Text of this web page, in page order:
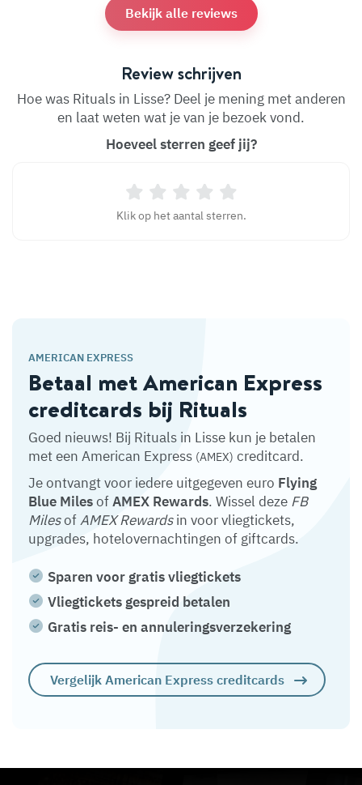
Bekijk alle reviews
Review schrijven
Hoe was Rituals in Lisse? Deel je mening met anderen
en laat weten wat je van je bezoek vond.
Hoeveel sterren geef jij?
Klik op het aantal sterren.
AMERICAN EXPRESS
Betaal met American Express
creditcards bij Rituals
Goed nieuws! Bij Rituals in Lisse kun je betalen
met een American Express (AMEX) creditcard.
Je ontvangt voor iedere uitgegeven euro Flying
Blue MilesofAMEX Rewards. Wissel deze FB
MilesofAMEX Rewardsin voor vliegtickets,
upgrades, hotelovernachtingen of giftcards.
Sparen voor gratis vliegtickets
Vliegtickets gespreid betalen
Gratis reis- en annuleringsverzekering
Vergelijk American Express creditcards